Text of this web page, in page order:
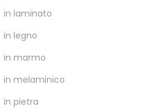
in laminato
in legno
in marmo
in melaminico
in pietra